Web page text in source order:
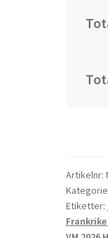
Artikelnr:
Etiketter: